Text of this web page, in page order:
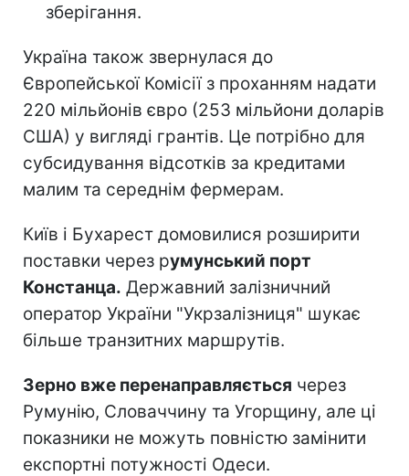
зберігання.
Україна також звернулася до
Європейської Комісії з проханням надати
220 мільйонів євро (253 мільйони доларів
США) у вигляді грантів. Це потрібно для
субсидування відсотків за кредитами
малим та середнім фермерам.
Київ і Бухарест домовилися розширити
поставки через румунський порт
Констанца. Державний залізничний
оператор України "Укрзалізниця" шукає
більше транзитних маршрутів.
Зерно вже перенаправляється через
Румунію, Словаччину та Угорщину, але ці
показники не можуть повністю замінити
експортні потужності Одеси.